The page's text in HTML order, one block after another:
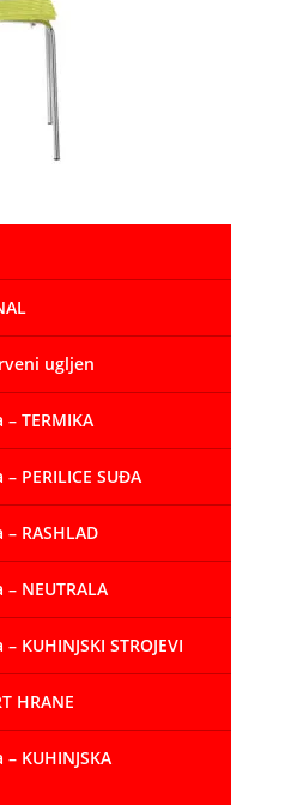
ugljen
TERMIKA
PERILICE SUĐA
RASHLAD
NEUTRALA
STROJEVI
HRANE
KUHINJSKA